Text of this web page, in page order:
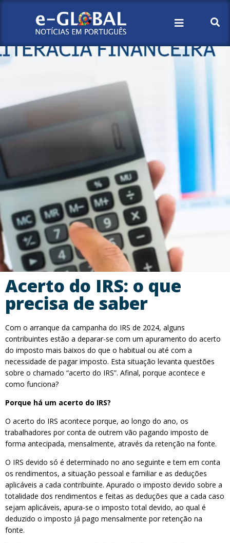
Acerto do IRS: o que
precisa de saber
Com o arranque da campanha do IRS de 2024, alguns
contribuintes estão a deparar-se com um apuramento do acerto
do imposto mais baixos do que o habitual ou até com a
necessidade de pagar imposto. Esta situação levanta questões
sobre o chamado “acerto do IRS”. Afinal, porque acontece e
como funciona?
Porque há um acerto do IRS?
O acerto do IRS acontece porque, ao longo do ano, os
trabalhadores por conta de outrem vão pagando imposto de
forma antecipada, mensalmente, através da retenção na fonte.
O IRS devido só é determinado no ano seguinte e tem em conta
os rendimentos, a situação pessoal e familiar e as deduções
aplicáveis a cada contribuinte. Apurado o imposto devido sobre a
totalidade dos rendimentos e feitas as deduções que a cada caso
sejam aplicáveis, apura-se o imposto total devido, ao qual é
deduzido o imposto já pago mensalmente por retenção na
fonte.